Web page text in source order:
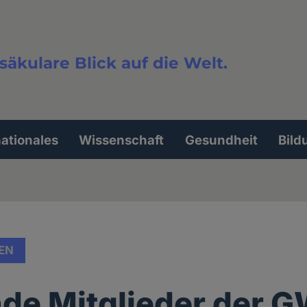
Blick auf die Welt.
Wissenschaft Gesundheit